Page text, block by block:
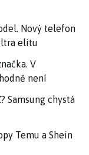
Nový telefon
elitu
V
není
Samsung chystá
Temu a Shein